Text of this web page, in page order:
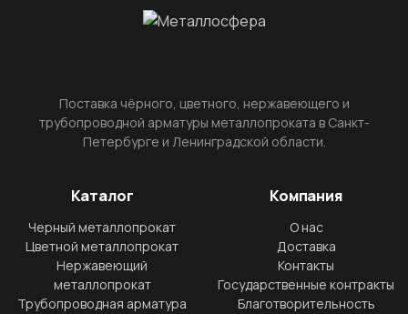
Поставка чёрного, цветного, нержавеющего и
трубопроводной арматуры металлопроката в Санкт-
Петербурге и Ленинградской области.
Каталог
Черный металлопрокат
Цветной металлопрокат
Нержавеющий
металлопрокат
Трубопроводная арматура
Компания
О нас
Доставка
Контакты
Государственные контракты
Благотворительность